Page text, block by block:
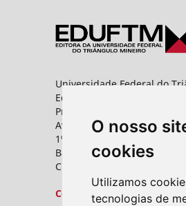
O nosso
cookies
Utilizamos
tecnologias de
Universidade Federal do
Editora UFTM
Prédio da Reitoria
Av. Frei Paulino, nº 30,
1º andar - Sala 8 PROPPG
Bairro Abadia
CEP: 38025-180 - Uberaba -
Contato